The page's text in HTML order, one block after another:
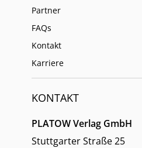
Partner
FAQs
Kontakt
Karriere
KONTAKT
PLATOW Verlag GmbH
Stuttgarter Straße 25